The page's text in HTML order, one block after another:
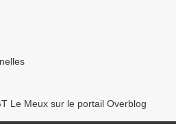
Le Meux sur le portail Overblog